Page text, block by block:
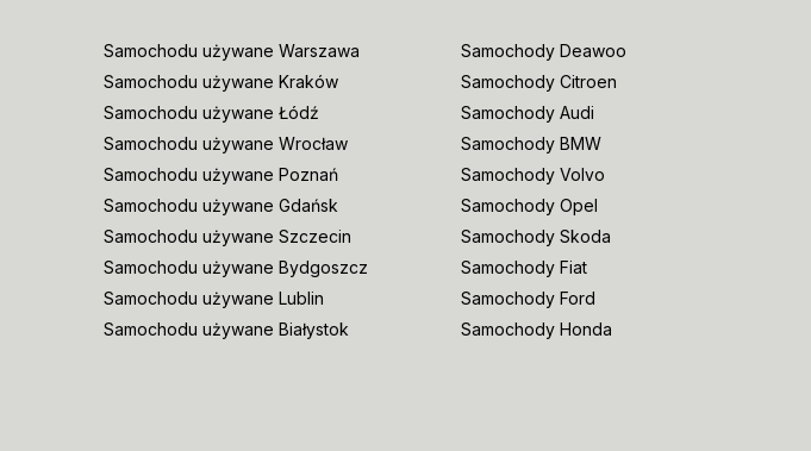
Samochodu używane Warszawa
Samochodu używane Kraków
Samochodu używane Łódź
Samochodu używane Wrocław
Samochodu używane Poznań
Samochodu używane Gdańsk
Samochodu używane Szczecin
Samochodu używane Bydgoszcz
Samochodu używane Lublin
Samochodu używane Białystok
Samochody Deawoo
Samochody Citroen
Samochody Audi
Samochody BMW
Samochody Volvo
Samochody Opel
Samochody Skoda
Samochody Fiat
Samochody Ford
Samochody Honda